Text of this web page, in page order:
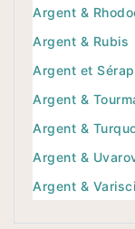
Argent &
Argent & Rubis
Argent et
Argent &
Argent &
Argent &
Argent &